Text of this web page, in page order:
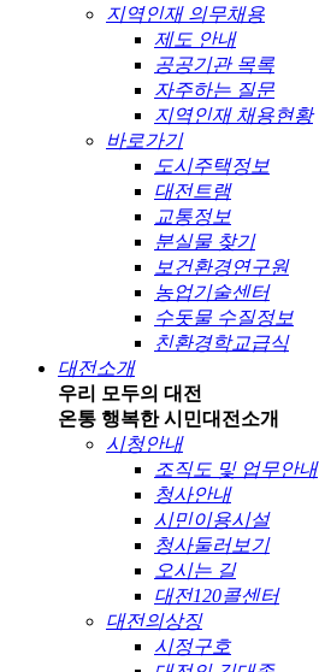
지역인재 의무채용
제도 안내
공공기관 목록
자주하는 질문
지역인재 채용현황
바로가기
도시주택정보
대전트램
교통정보
분실물 찾기
보건환경연구원
농업기술센터
수돗물 수질정보
친환경학교급식
대전소개
우리 모두의 대전
온통 행복한 시민대전소개
시청안내
조직도 및 업무안내
청사안내
시민이용시설
청사둘러보기
오시는 길
대전120콜센터
대전의상징
시정구호